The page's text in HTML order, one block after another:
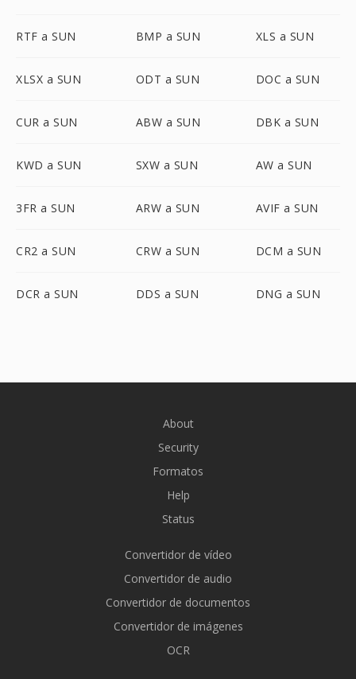
RTF a SUN BMP a SUN XLS a SUN
XLSX a SUN ODT a SUN DOC a SUN
CUR a SUN ABW a SUN DBK a SUN
KWD a SUN SXW a SUN AW a SUN
3FR a SUN ARW a SUN AVIF a SUN
CR2 a SUN CRW a SUN DCM a SUN
DCR a SUN DDS a SUN DNG a SUN
About
Security
Formatos
Help
Status
Convertidor de vídeo
Convertidor de audio
Convertidor de documentos
Convertidor de imágenes
OCR